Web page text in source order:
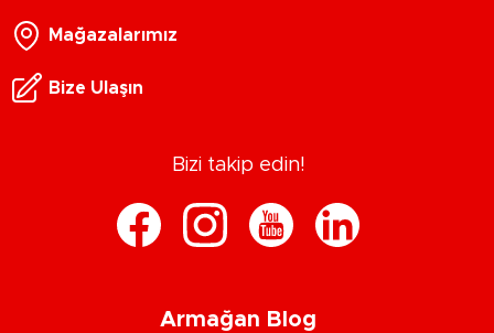
Mağazalarımız
Bize Ulaşın
Bizi takip edin!
Armağan Blog